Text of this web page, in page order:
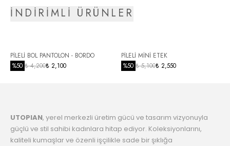
6
3676.04 TL
8
Taksit
3857.55 TL
İNDİRİMLİ ÜRÜNLER
PİLELİ BOL PANTOLON - BORDO
%50 ₺ 4,200₺ 2,100
PİLELİ MİNİ ETEK
%50 ₺ 5,100₺ 2,550
UTOPIAN, yerel merkezli üretim gücü ve tasarım vizyonuyla
güçlü ve stil sahibi kadınlara hitap ediyor. Koleksiyonlarını,
kaliteli kumaşlar ve özenli işçilikle sade bir şıklığa